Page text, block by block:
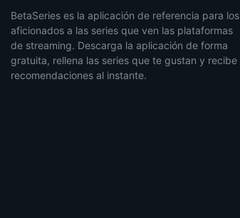
BetaSeries es la aplicación de referencia para los
aficionados a las series que ven las plataformas
de streaming. Descarga la aplicación de forma
gratuita, rellena las series que te gustan y recibe
recomendaciones al instante.